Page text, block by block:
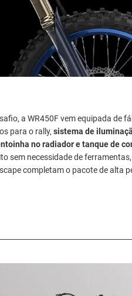
a WR450F vem equipada de
para o rally, sistema de
no radiador e tanque de
sem necessidade de
completam o pacote de alta